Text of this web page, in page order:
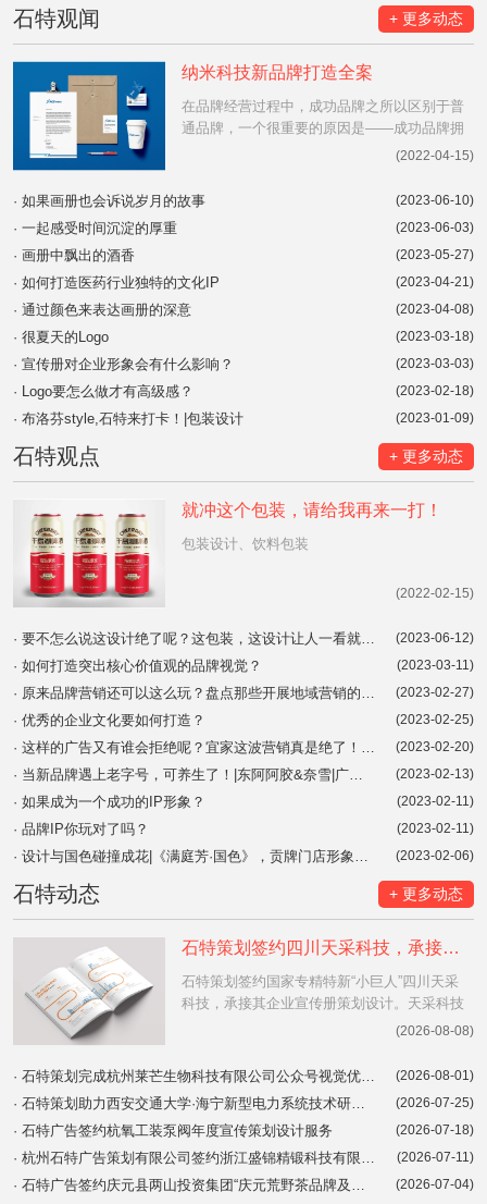
石特观闻 + 更多动态
纳米科技新品牌打造全案
在品牌经营过程中，成功品牌之所以区别于普
通品牌，一个很重要的原因是——成功品牌拥
有家喻户晓的知名度，消费者能在第一时间回
性与价值，与消费者身份、品味相符。
(2022-04-15)
· 如果画册也会诉说岁月的故事 (2023-06-10)
· 一起感受时间沉淀的厚重 (2023-06-03)
· 画册中飘出的酒香 (2023-05-27)
· 如何打造医药行业独特的文化IP (2023-04-21)
· 通过颜色来表达画册的深意 (2023-04-08)
· 很夏天的Logo (2023-03-18)
· 宣传册对企业形象会有什么影响？ (2023-03-03)
· Logo要怎么做才有高级感？ (2023-02-18)
· 布洛芬style,石特来打卡！|包装设计 (2023-01-09)
石特观点 + 更多动态
就冲这个包装，请给我再来一打！
包装设计、饮料包装
(2022-02-15)
· 要不怎么说这设计绝了呢？这包装，这设计让人一看就开心！你会Pick哪一个呢？ (2023-06-12)
· 如何打造突出核心价值观的品牌视觉？ (2023-03-11)
· 原来品牌营销还可以这么玩？盘点那些开展地域营销的品牌！|品牌营销案例 (2023-02-27)
· 优秀的企业文化要如何打造？ (2023-02-25)
· 这样的广告又有谁会拒绝呢？宜家这波营销真是绝了！|品牌营销案例分享 (2023-02-20)
· 当新品牌遇上老字号，可养生了！|东阿阿胶&奈雪|广告创意|品牌联名 (2023-02-13)
· 如果成为一个成功的IP形象？ (2023-02-11)
· 品牌IP你玩对了吗？ (2023-02-11)
· 设计与国色碰撞成花|《满庭芳·国色》，贡牌门店形象设计 (2023-02-06)
石特动态 + 更多动态
石特策划签约四川天采科技，承接国家级专精特新“小巨人”企业宣传册策划设计
石特策划签约国家专精特新“小巨人”四川天采
科技，承接其企业宣传册策划设计。天采科技
系中国制氢行业领军企业，拥有247余项专
业+创意”的系统品牌表达体系。查看详情。
(2026-08-08)
· 石特策划完成杭州莱芒生物科技有限公司公众号视觉优化设计 (2026-08-01)
· 石特策划助力西安交通大学·海宁新型电力系统技术研究院，完成品牌画册设计项目交付 (2026-07-25)
· 石特广告签约杭氧工装泵阀年度宣传策划设计服务 (2026-07-18)
· 杭州石特广告策划有限公司签约浙江盛锦精锻科技有限公司品牌形象Logo设计及宣传画册策划、拍摄、设计项目 (2026-07-11)
· 石特广告签约庆元县两山投资集团“庆元荒野茶品牌及产品整体打造”项目，以品牌赋能生态产业价值跃升 (2026-07-04)